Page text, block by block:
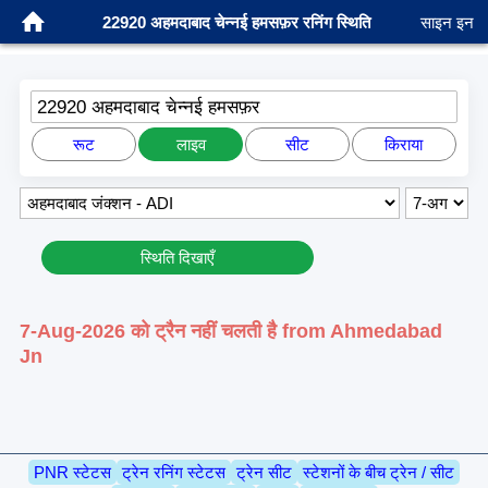
22920 अहमदाबाद चेन्नई हमसफ़र रनिंग स्थिति साइन इन
22920 अहमदाबाद चेन्नई हमसफ़र
रूट लाइव सीट किराया
स्थिति दिखाएँ
7-Aug-2026 को ट्रैन नहीं चलती है from Ahmedabad
Jn
PNR स्टेटस ट्रेन रनिंग स्टेटस ट्रेन सीट स्टेशनों के बीच ट्रेन / सीट